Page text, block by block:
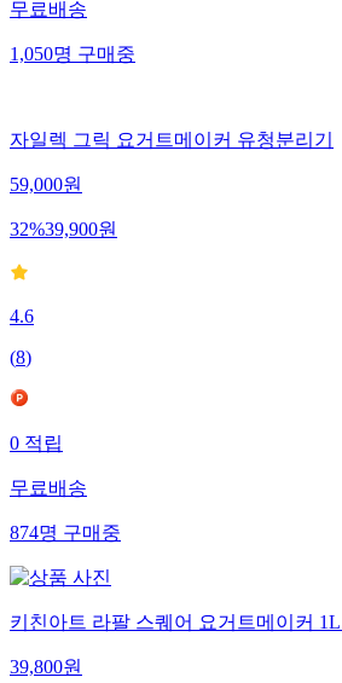
무료배송
1,050명 구매중
자일렉 그릭 요거트메이커 유청분리기
59,000원
32%39,900원
4.6
(8)
0적립
무료배송
874명구매중
키친아트 라팔 스퀘어 요거트메이커
39,800원